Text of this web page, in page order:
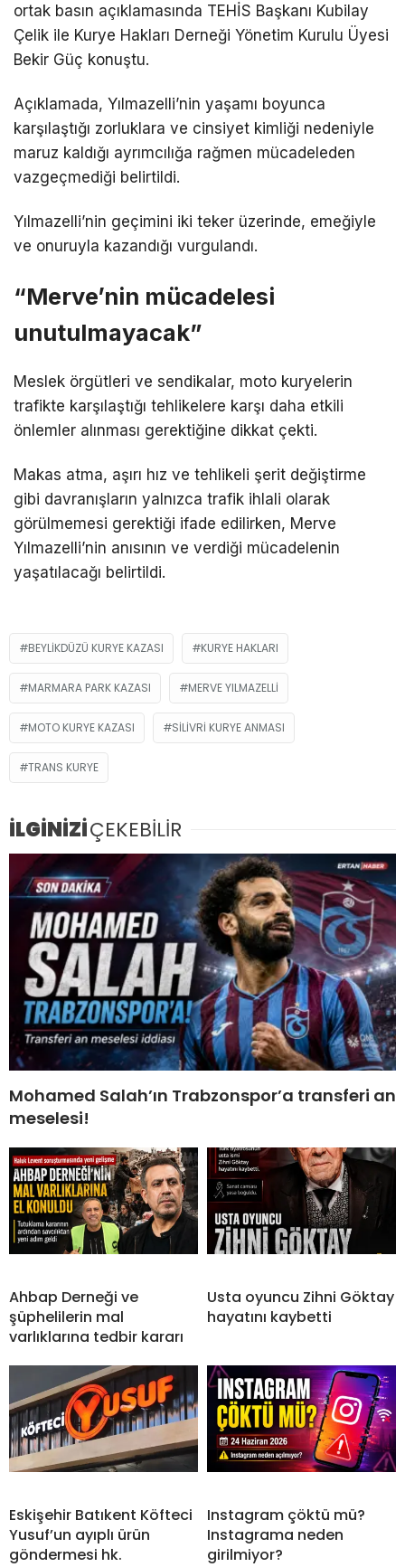
ortak basın açıklamasında TEHİS Başkanı Kubilay
Çelik ile Kurye Hakları Derneği Yönetim Kurulu Üyesi
Bekir Güç konuştu.
Açıklamada, Yılmazelli’nin yaşamı boyunca
karşılaştığı zorluklara ve cinsiyet kimliği nedeniyle
maruz kaldığı ayrımcılığa rağmen mücadeleden
vazgeçmediği belirtildi.
Yılmazelli’nin geçimini iki teker üzerinde, emeğiyle
ve onuruyla kazandığı vurgulandı.
“Merve’nin mücadelesi
unutulmayacak”
Meslek örgütleri ve sendikalar, moto kuryelerin
trafikte karşılaştığı tehlikelere karşı daha etkili
önlemler alınması gerektiğine dikkat çekti.
Makas atma, aşırı hız ve tehlikeli şerit değiştirme
gibi davranışların yalnızca trafik ihlali olarak
görülmemesi gerektiği ifade edilirken, Merve
Yılmazelli’nin anısının ve verdiği mücadelenin
yaşatılacağı belirtildi.
BEYLIKDÜZÜ KURYE KAZASI KURYE HAKLARI
MARMARA PARK KAZASI MERVE YILMAZELLI
MOTO KURYE KAZASI SILIVRI KURYE ANMASI
TRANS KURYE
İLGİNİZİÇEKEBİLİR
Mohamed Salah’ın Trabzonspor’a transferi an
meselesi!
Ahbap Derneği ve
şüphelilerin mal
varlıklarına tedbir kararı
Usta oyuncu Zihni Göktay
hayatını kaybetti
Eskişehir Batıkent Köfteci
Yusuf’un ayıplı ürün
göndermesi hk.
Instagram çöktü mü?
Instagrama neden
girilmiyor?